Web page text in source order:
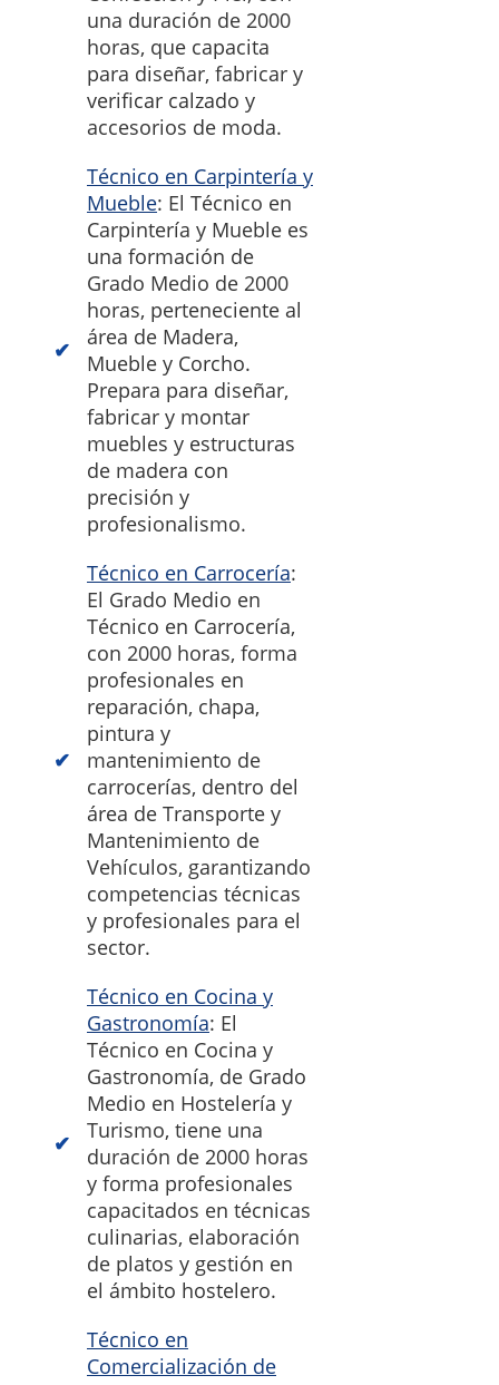
una duración de 2000
horas, que capacita
para diseñar, fabricar y
verificar calzado y
accesorios de moda.
Técnico en Carpintería y
Mueble: El Técnico en
Carpintería y Mueble es
una formación de
Grado Medio de 2000
horas, perteneciente al
área de Madera,
Mueble y Corcho.
Prepara para diseñar,
fabricar y montar
muebles y estructuras
de madera con
precisión y
profesionalismo.
Técnico en Carrocería:
El Grado Medio en
Técnico en Carrocería,
con 2000 horas, forma
profesionales en
reparación, chapa,
pintura y
mantenimiento de
carrocerías, dentro del
área de Transporte y
Mantenimiento de
Vehículos, garantizando
competencias técnicas
y profesionales para el
sector.
Técnico en Cocina y
Gastronomía: El
Técnico en Cocina y
Gastronomía, de Grado
Medio en Hostelería y
Turismo, tiene una
duración de 2000 horas
y forma profesionales
capacitados en técnicas
culinarias, elaboración
de platos y gestión en
el ámbito hostelero.
Técnico en
Comercialización de